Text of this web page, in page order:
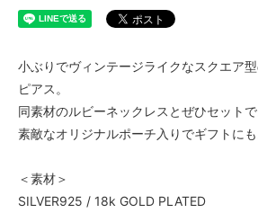
小ぶりでヴィンテージライクなスクエア
ピアス。
同素材のルビーネックレスとぜひセットで
素敵なオリジナルポーチ入りでギフトにも
＜素材＞
SILVER925 / 18k GOLD PLATED